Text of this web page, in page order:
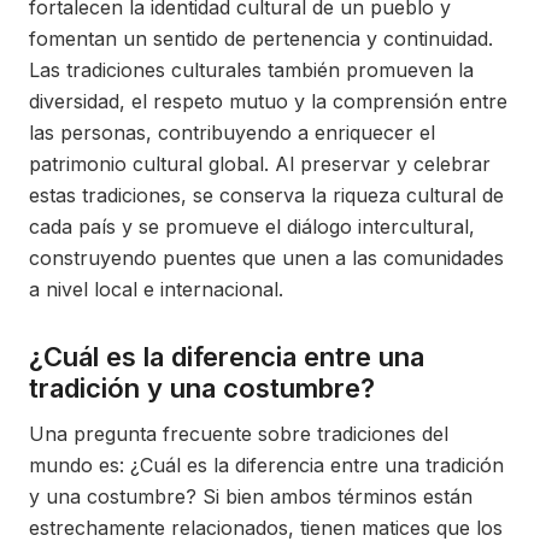
fortalecen la identidad cultural de un pueblo y
fomentan un sentido de pertenencia y continuidad.
Las tradiciones culturales también promueven la
diversidad, el respeto mutuo y la comprensión entre
las personas, contribuyendo a enriquecer el
patrimonio cultural global. Al preservar y celebrar
estas tradiciones, se conserva la riqueza cultural de
cada país y se promueve el diálogo intercultural,
construyendo puentes que unen a las comunidades
a nivel local e internacional.
¿Cuál es la diferencia entre una
tradición y una costumbre?
Una pregunta frecuente sobre tradiciones del
mundo es: ¿Cuál es la diferencia entre una tradición
y una costumbre? Si bien ambos términos están
estrechamente relacionados, tienen matices que los